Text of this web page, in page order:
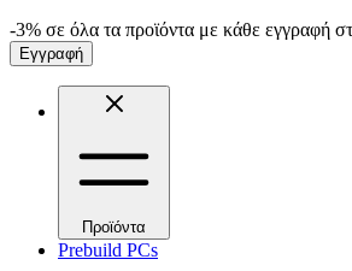
-3% σε όλα τα προϊόντα με κάθε εγγραφή
Εγγραφή
Προϊόντα
Prebuild PCs